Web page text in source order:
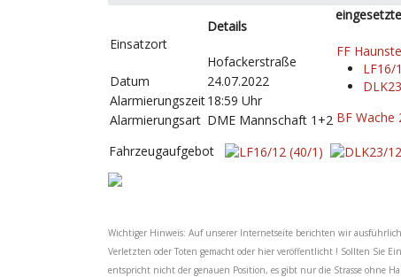
Einsatzort
Details
Hofackerstraße
Datum
24.07.2022
Alarmierungszeit18:59 Uhr
Alarmierungsart DME Mannschaft 1+2
FF
LF16/
BF Wache
Fahrzeugaufgebot
Wichtiger Hinweis: Auf unserer Internetseite berichten wir
Verletzten oder Toten gemacht oder hier veröffentlicht ! Sollten Sie
entspricht nicht der genauen Position, es gibt nur die Strasse ohne